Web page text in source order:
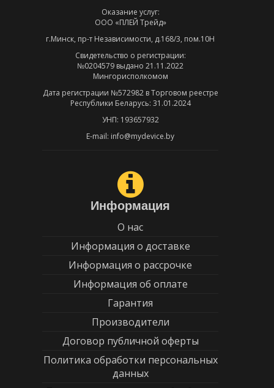
Оказание услуг:
ООО «ПЛЕЙ Трейд»
г.Минск, пр-т Независимости, д.168/3, пом.10Н
Свидетельство о регистрации:
№0204579 выдано 21.11.2022
Мингорисполкомом
Дата регистрации №572982 в Торговом реестре
Республики Беларусь: 31.01.2024
УНП: 193657932
E-mail: info@mydevice.by
Информация
О нас
Информация о доставке
Информация о рассрочке
Информация об оплате
Гарантия
Производители
Договор публичной оферты
Политика обработки персональных
данных